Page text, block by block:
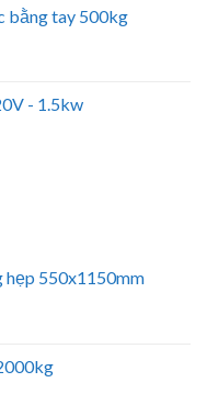
bằng tay 500kg
- 1.5kw
hẹp 550x1150mm